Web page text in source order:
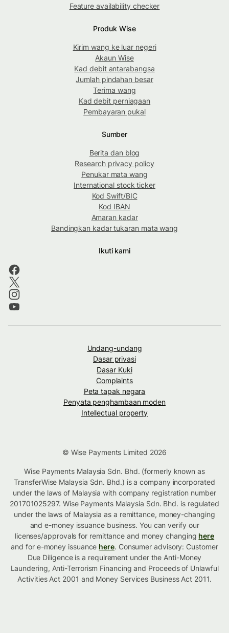
Feature availability checker
Produk Wise
Kirim wang ke luar negeri
Akaun Wise
Kad debit antarabangsa
Jumlah pindahan besar
Terima wang
Kad debit perniagaan
Pembayaran pukal
Sumber
Berita dan blog
Research privacy policy
Penukar mata wang
International stock ticker
Kod Swift/BIC
Kod IBAN
Amaran kadar
Bandingkan kadar tukaran mata wang
Ikuti kami
Undang-undang
Dasar privasi
Dasar Kuki
Complaints
Peta tapak negara
Penyata penghambaan moden
Intellectual property
© Wise Payments Limited 2026
Wise Payments Malaysia Sdn. Bhd. (formerly known as
TransferWise Malaysia Sdn. Bhd.) is a company incorporated
under the laws of Malaysia with company registration number
201701025297. Wise Payments Malaysia Sdn. Bhd. is regulated
under the laws of Malaysia as a remittance, money-changing
and e-money issuance business. You can verify our
licenses/approvals for remittance and money changing here
and for e-money issuance here. Consumer advisory: Customer
Due Diligence is a requirement under the Anti-Money
Laundering, Anti-Terrorism Financing and Proceeds of Unlawful
Activities Act 2001 and Money Services Business Act 2011.